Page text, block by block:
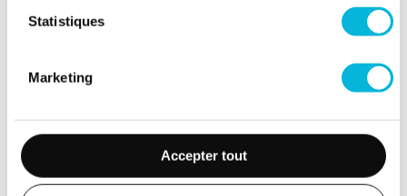
Statistiques
Marketing
Accepter tout
Accès collaborateurs et médecins Citadelle
Actualités
Événements
Contact
Presse